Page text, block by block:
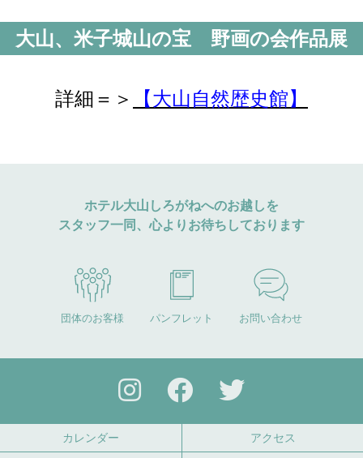
大山、米子城山の宝 野画の会作品展
詳細＝＞ 【大山自然歴史館】
ホテル大山しろがねへのお越しを
スタッフ一同、心よりお待ちしております
団体のお客様 パンフレット お問い合わせ
カレンダー アクセス